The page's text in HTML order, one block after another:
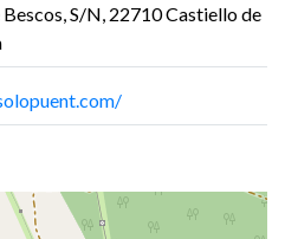
S/N, 22710 Castiello de